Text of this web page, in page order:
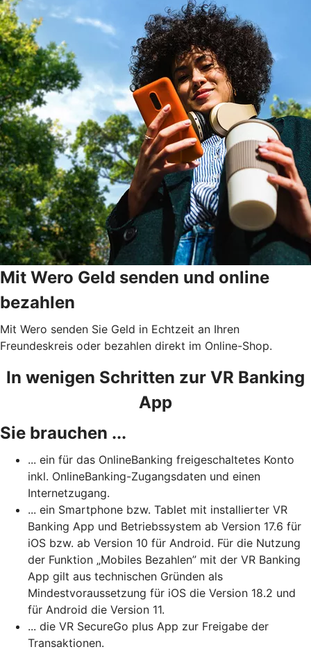
Mit Wero Geld senden und online
bezahlen
Mit Wero senden Sie Geld in Echtzeit an Ihren
Freundeskreis oder bezahlen direkt im Online-Shop.
In wenigen Schritten zur VR Banking
App
Sie brauchen ...
... ein für das OnlineBanking freigeschaltetes Konto
inkl. OnlineBanking-Zugangsdaten und einen
Internetzugang.
... ein Smartphone bzw. Tablet mit installierter VR
Banking App und Betriebssystem ab Version 17.6 für
iOS bzw. ab Version 10 für Android. Für die Nutzung
der Funktion „Mobiles Bezahlen” mit der VR Banking
App gilt aus technischen Gründen als
Mindestvoraussetzung für iOS die Version 18.2 und
für Android die Version 11.
... die VR SecureGo plus App zur Freigabe der
Transaktionen.